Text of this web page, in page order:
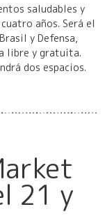
saludables y
años. Será el
y Defensa,
libre y gratuita.
dos espacios.
21 y